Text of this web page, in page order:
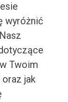
wyróżnić
Twoim
jak